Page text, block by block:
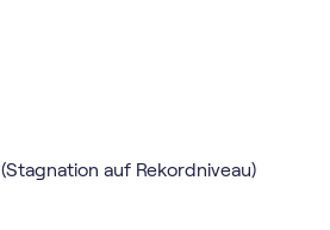
(Stagnation auf Rekordniveau)